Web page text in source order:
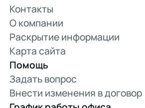
Контакты
О компании
Раскрытие информации
Карта сайта
Помощь
Задать вопрос
Внести изменения в договор